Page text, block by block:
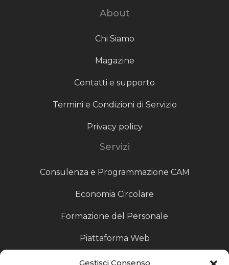
Gestisci Consenso
About
Chi Siamo
Magazine
Contatti e supporto
Termini e Condizioni di Servizio
Privacy policy
Servizi
Consulenza e Programmazione CAM
Economia Circolare
Formazione del Personale
Piattaforma Web
Scouting fornitori